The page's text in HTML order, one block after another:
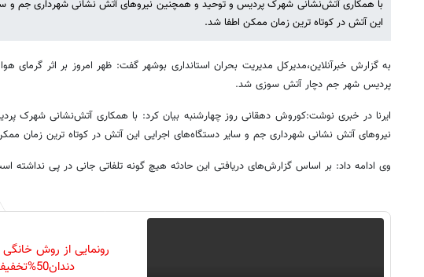
با همکاری آتش‌نشانی شهرک پردیس و توحید و همچنین نیروهای آتش نشانی شهرداری جم و
این آتش در کوتاه ترین زمان ممکن اطفا شد.
به گزارش خبرآنلاین،مدیرکل مدیریت بحران استانداری بوشهر گفت: ظهر امروز بر اثر گرمای
پردیس شهر جم دچار آتش سوزی شد.
ایرنا در خبری نوشت:کوروش دهقانی روز چهارشنبه بیان کرد: با همکاری آتش‌نشانی شهرک
نیروهای آتش نشانی شهرداری جم و سایر دستگاه‌های اجرایی این آتش در کوتاه ترین زمان
وی ادامه داد: بر اساس گزارش‌های دریافتی این حادثه هیچ گونه تلفاتی جانی در پی نداشته
رونمایی از روش
دندان50%تخفیف🔥